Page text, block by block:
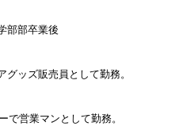
部部卒業後
ッズ販売員として勤務。
で営業マンとして勤務。